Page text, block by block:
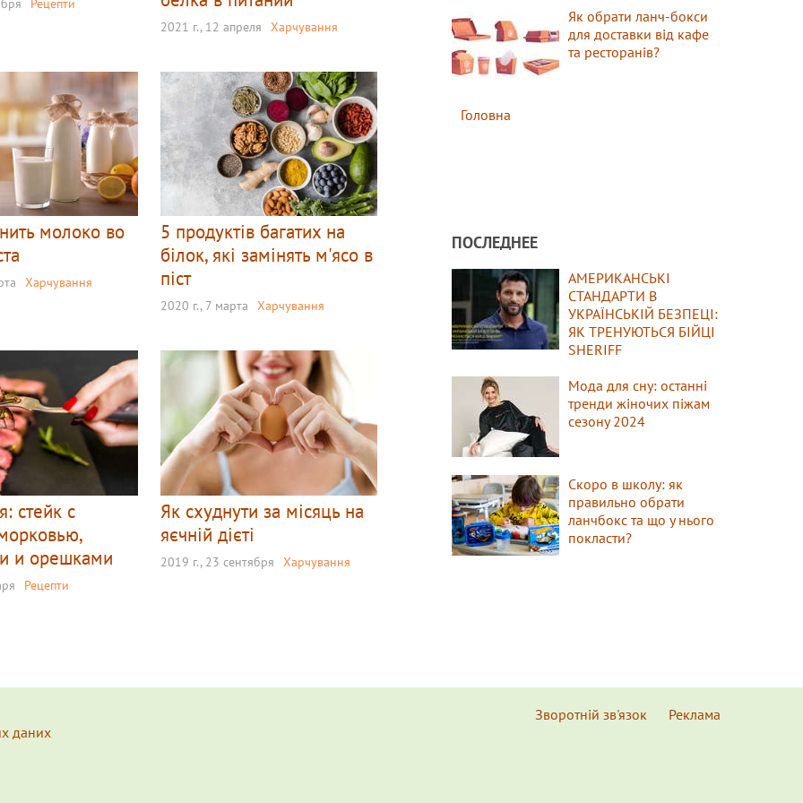
2021 г., 12 апреля Харчування
молоко во
Харчування
5 продуктів багатих на
білок, які замінять м'ясо в
піст
2020 г., 7 марта Харчування
стейк с
и орешками
Рецепти
Як схуднути за місяць на
яєчній дієті
2019 г., 23 сентября Харчування
Як обрати ланч-бокси
для доставки від кафе
та ресторанів?
Головна
ПОСЛЕДНЕЕ
АМЕРИКАНСЬКІ
СТАНДАРТИ В
УКРАЇНСЬКІЙ БЕЗПЕЦІ:
ЯК ТРЕНУЮТЬСЯ БІЙЦІ
SHERIFF
Мода для сну: останні
тренди жіночих піжам
сезону 2024
Скоро в школу: як
правильно обрати
ланчбокс та що у нього
покласти?
даних
Зворотній зв'язок Реклама